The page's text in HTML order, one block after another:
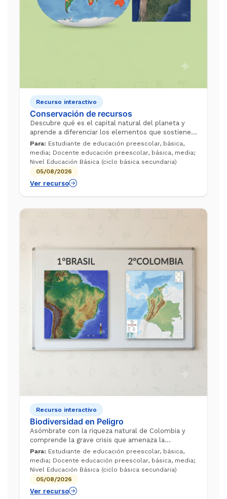
Recurso interactivo
Conservación de recursos
Descubre qué es el capital natural del planeta y
aprende a diferenciar los elementos que sostienen
nuestra supervivencia. A través de este video de
Aulas sin Fronteras, comprenderá...
Para: Estudiante de educación preescolar, básica,
media; Docente educación preescolar, básica, media;
Nivel Educación Básica (ciclo básica secundaria)
05/08/2026
Ver recurso
Recurso interactivo
Biodiversidad en Peligro
Asómbrate con la riqueza natural de Colombia y
comprende la grave crisis que amenaza la
supervivencia de sus especies singulares. A través
de este video de Aulas sin Fronteras, des...
Para: Estudiante de educación preescolar, básica,
media; Docente educación preescolar, básica, media;
Nivel Educación Básica (ciclo básica secundaria)
05/08/2026
Ver recurso